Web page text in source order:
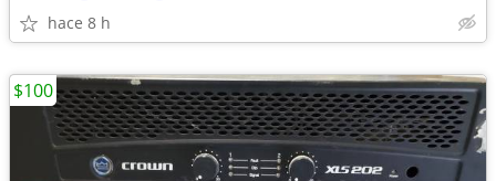
hace 8 h
$100